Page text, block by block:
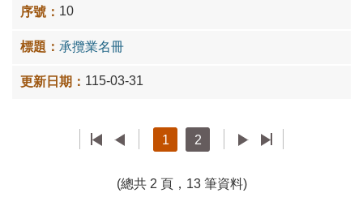
10
承攬業名冊
115-03-31
1 2
(總共 2 頁，13 筆資料)